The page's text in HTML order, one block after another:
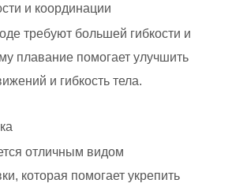
и координации
требуют большей гибкости и
плавание помогает улучшить
и гибкость тела.
отличным видом
которая помогает укрепить